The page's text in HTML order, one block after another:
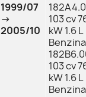
1999/07
→
2005/10
103 cv
kW 1.6 L
Benzina
103 cv
kW 1.6 L
Benzina